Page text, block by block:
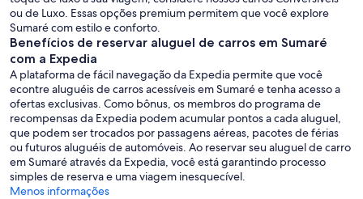
ou de Luxo. Essas opções premium permitem que você explore
Sumaré com estilo e conforto.
Benefícios de reservar aluguel de carros em Sumaré
com a Expedia
A plataforma de fácil navegação da Expedia permite que você
econtre aluguéis de carros acessíveis em Sumaré e tenha acesso a
ofertas exclusivas. Como bônus, os membros do programa de
recompensas da Expedia podem acumular pontos a cada aluguel,
que podem ser trocados por passagens aéreas, pacotes de férias
ou futuros aluguéis de automóveis. Ao reservar seu aluguel de carro
em Sumaré através da Expedia, você está garantindo processo
simples de reserva e uma viagem inesquecível.
Menos informações